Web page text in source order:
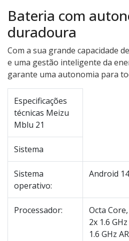
Bateria com
duradoura
Com a sua grande capacidade de
e uma gestão inteligente da
garante uma autonomia para
Especificações
técnicas Meizu
Mblu 21
Sistema
Sistema
operativo:
Android 14
Processador:
Octa
2x 1.6
1.6 GHz